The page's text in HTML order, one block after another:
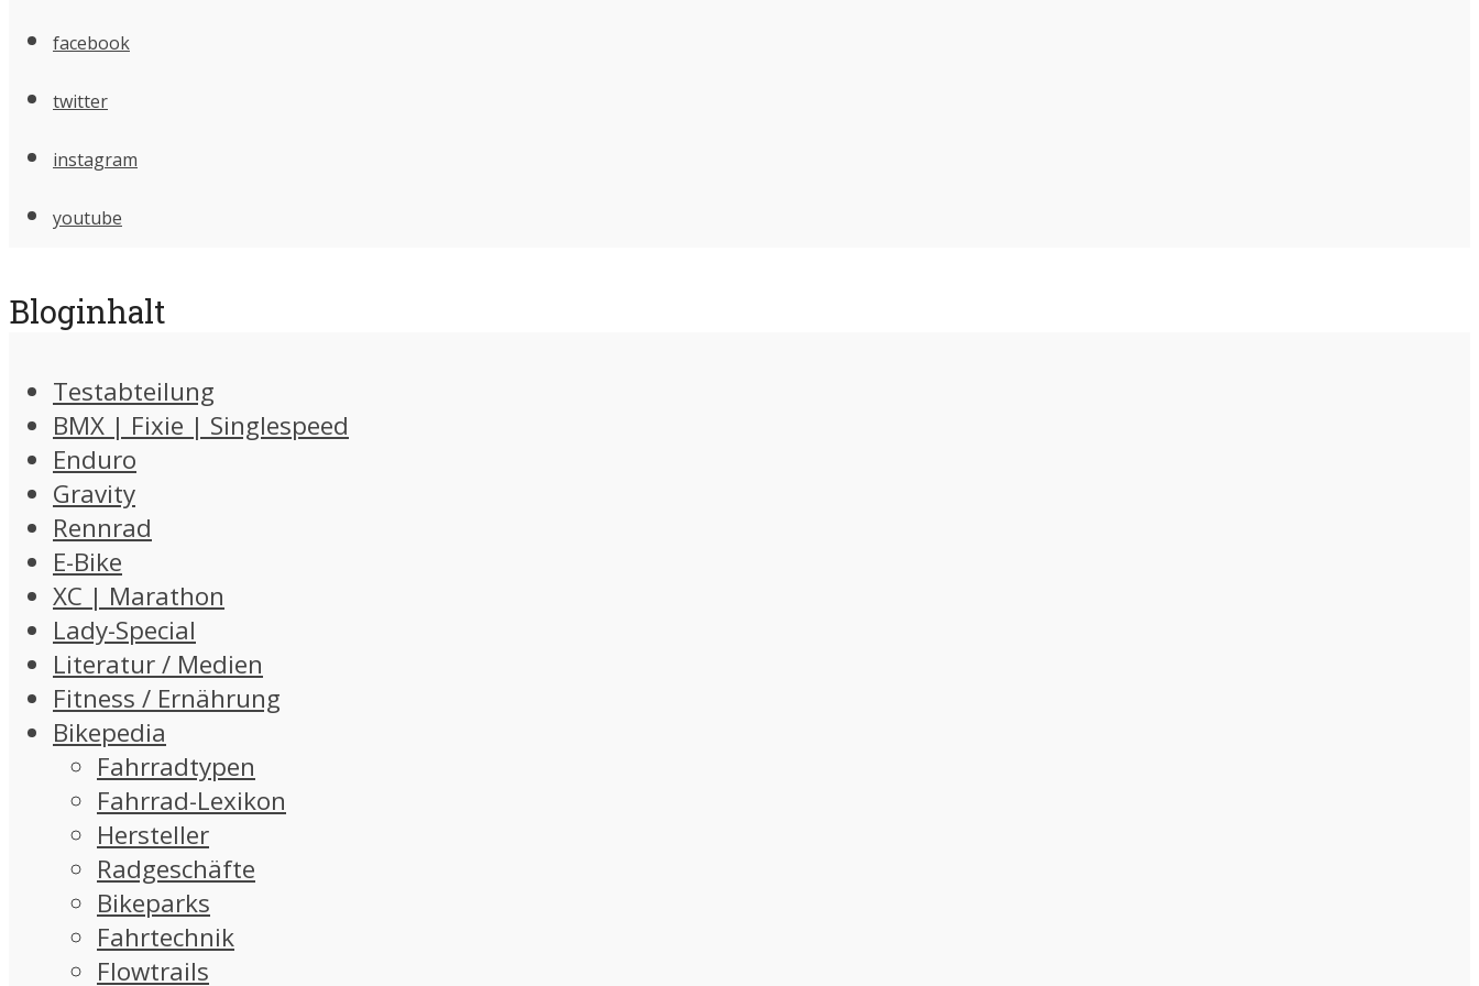
facebook
twitter
instagram
youtube
Bloginhalt
Testabteilung
BMX | Fixie | Singlespeed
Enduro
Gravity
Rennrad
E-Bike
XC | Marathon
Lady-Special
Literatur / Medien
Fitness / Ernährung
Bikepedia
Fahrradtypen
Fahrrad-Lexikon
Hersteller
Radgeschäfte
Bikeparks
Fahrtechnik
Flowtrails